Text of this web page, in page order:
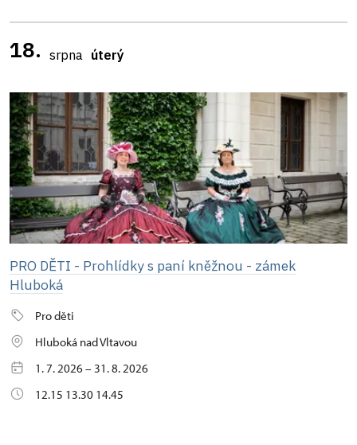
18. srpna úterý
PRO DĚTI - Prohlídky s paní kněžnou - zámek
Hluboká
Pro děti
Hluboká nad Vltavou
1. 7. 2026 – 31. 8. 2026
12.15 13.30 14.45